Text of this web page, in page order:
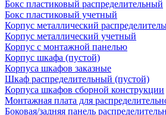
Бокс пластиковый распределительный
Бокс пластиковый учетный
Корпус металлический
Корпус металлический учетный
Корпус с монтажной панелью
Корпус шкафа (пустой)
Корпуса шкафов заказные
Шкаф распределительный (пустой)
Корпуса шкафов сборной конструкции
Монтажная плата для
Боковая/задняя панель